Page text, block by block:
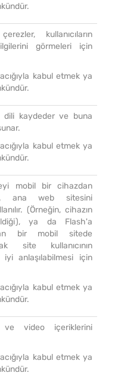
kullanıcıların
görmeleri için
kabul etmek ya
dili kaydeder ve buna
kabul etmek ya
mobil bir cihazdan
ana web sitesini
(Örneğin, cihazın
ya da Flash'a
bir mobil sitede
site kullanıcının
anlaşılabilmesi için
kabul etmek ya
ve video içeriklerini
kabul etmek ya